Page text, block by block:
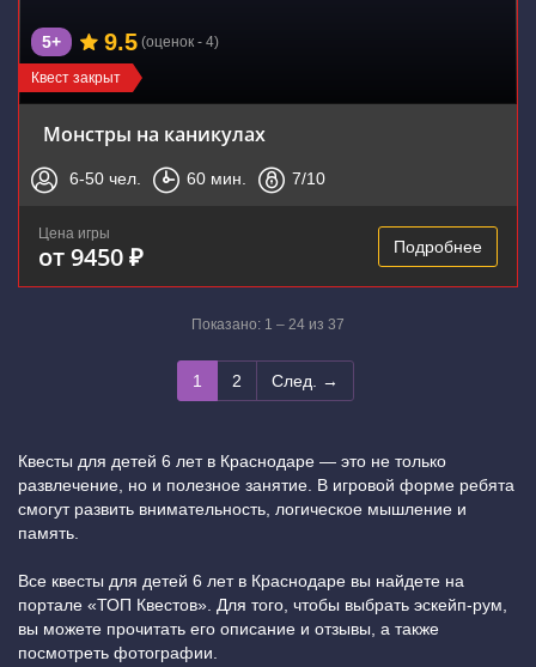
Квест закрыт
5+ 9.5 (оценок - 4)
Монстры на каникулах
6-50 чел. 60 мин. 7/10
Цена игры
от 9450 ₽ Подробнее
Показано: 1 – 24 из 37
1 2 След. →
Квесты для детей 6 лет в Краснодаре — это не только
развлечение, но и полезное занятие. В игровой форме ребята
смогут развить внимательность, логическое мышление и
память.
Все квесты для детей 6 лет в Краснодаре вы найдете на
портале «ТОП Квестов». Для того, чтобы выбрать эскейп-рум,
вы можете прочитать его описание и отзывы, а также
посмотреть фотографии.